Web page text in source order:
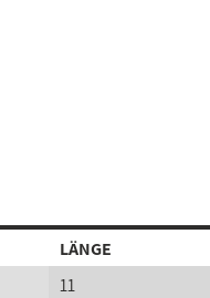
LÄNGE
11